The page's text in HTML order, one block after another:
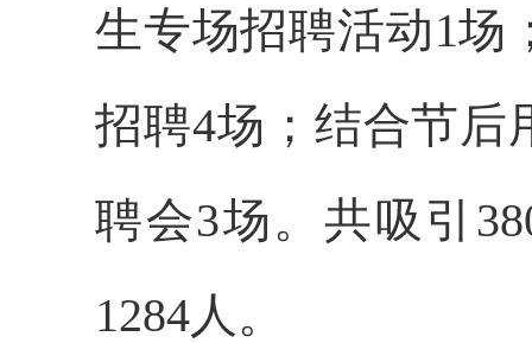
生专场招聘活动1场
招聘4场；结合节后
聘会3场。共吸引
1284人。